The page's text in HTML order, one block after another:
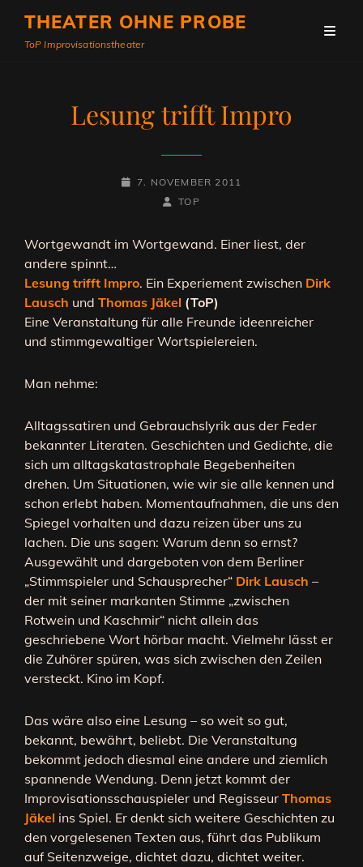
THEATER OHNE PROBE
ToP Improvisationstheater
Lesung trifft Impro
POSTED-
7. NOVEMBER 2011
BY
BYLINE
TOP
Wortgewandt im Wortgewand. Einer liest, der
andere spinnt…
Lesung trifft Impro. Ein Experiement zwischen Dirk
Lausch und Thomas Jäkel (ToP)
Eine Veranstaltung für alle Freunde ideenreicher
und stimmgewaltiger Wortspielereien.
Man nehme:
Alltagssatiren und Gebrauchslyrik aus der Feder
bekannter Literaten. Geschichten und Gedichte, die
sich um alltagskatastrophale Begebenheiten
drehen. Um Situationen, wie wir sie alle kennen und
schon erlebt haben. Momentaufnahmen, die uns den
Spiegel vorhalten und dazu reizen über uns zu
lachen. Die uns sagen: Warum denn so ernst?
Ausgewählt und dargeboten von dem Berliner
„Stimmspieler und Schausprecher“ Dirk Lausch –
der mit seiner markanten Stimme „zwischen
Rotwein und Kaschmir“ nicht allein das
geschriebene Wort hörbar macht. Vielmehr lässt er
die Zuhörer spüren, was sich zwischen den Zeilen
versteckt. Kino im Kopf.
Das wäre also eine Lesung – so weit so gut,
bekannt, bewährt, beliebt. Die Veranstaltung
bekommt jedoch diesmal eine andere und ziemlich
spannende Wendung. Denn jetzt kommt der
Improvisationsschauspieler und Regisseur Thomas
Jäkel ins Spiel. Er denkt sich weitere Geschichten zu
den vorgelesenen Texten aus, führt das Publikum
auf Seitenzweige, dichtet dazu, dichtet weiter.